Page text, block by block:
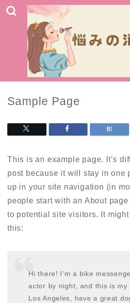
Sample Page
This is an example page. It’s
post because it will stay in one
up in your site navigation (in
people start with an About
to potential site visitors. It
this:
Hi there! I’m a bike
actor by night, and this is my
Los Angeles, have a great